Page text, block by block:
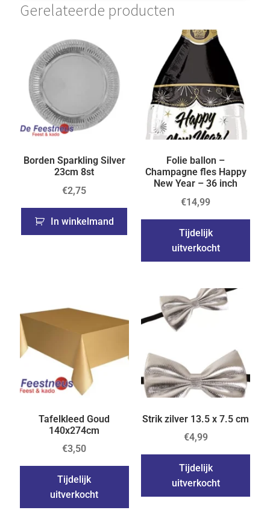
Gerelateerde producten
Borden Sparkling Silver
23cm 8st
€2,75
In winkelmand
Folie ballon –
Champagne fles Happy
New Year – 36 inch
€14,99
Tijdelijk
uitverkocht
Tafelkleed Goud
140x274cm
€3,50
Tijdelijk
uitverkocht
Strik zilver 13.5 x 7.5 cm
€4,99
Tijdelijk
uitverkocht